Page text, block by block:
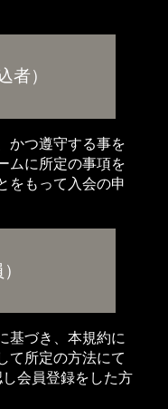
者）
かつ遵守する事を
ムに所定の事項を
をもって入会の申
基づき、本規約に
て所定の方法にて
会員登録をした方